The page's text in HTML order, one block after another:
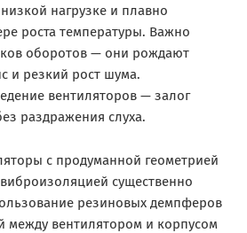
нагрузке и плавно
роста температуры. Важно
оборотов — они рождают
и резкий рост шума.
вентиляторов — залог
раздражения слуха.
с продуманной геометрией
существенно
резиновых демпферов
между вентилятором и корпусом